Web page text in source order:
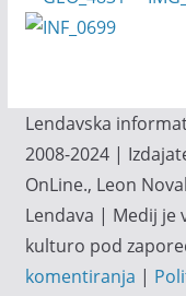
Lendavska
2008-2024 |
OnLine., Leon
Lendava | Medij je
kulturo pod
komentiranja |